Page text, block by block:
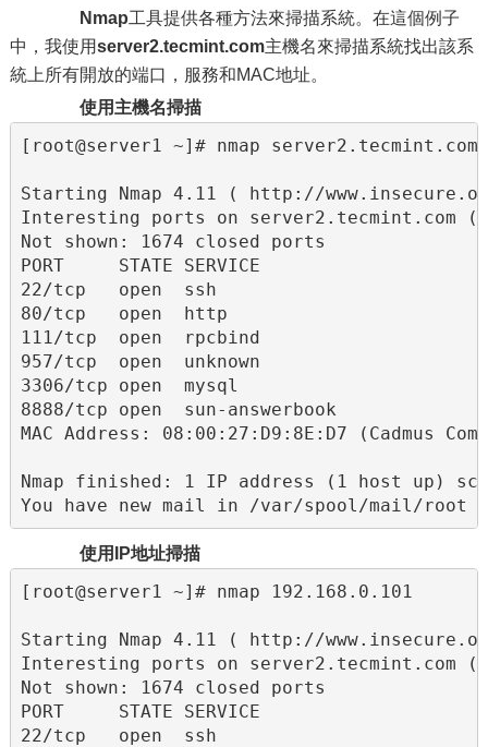
Nmap工具提供各種方法來掃描系統。在這個例子
中，我使用server2.tecmint.com主機名來掃描系統找出該系
統上所有開放的端口，服務和MAC地址。
使用主機名掃描
[root@server1 ~]# nmap server2.tecmint.com
Starting Nmap 4.11 ( http://
Interesting ports on server2.tecmint.com
Not shown: 1674 closed ports
PORT     STATE SERVICE
22/tcp   open  ssh
80/tcp   open  http
111/tcp  open  rpcbind
957/tcp  open  unknown
3306/tcp open  mysql
8888/tcp open  sun-answerbook
MAC Address: 08:00:27:D9:8E:D7 (Cadmus
Nmap finished: 1 IP address (1 host up)
You have new mail in /var/spool/mail/root
使用IP地址掃描
[root@server1 ~]# nmap 192.168.0.101
Starting Nmap 4.11 ( http://
Interesting ports on server2.tecmint.com
Not shown: 1674 closed ports
PORT     STATE SERVICE
22/tcp   open  ssh